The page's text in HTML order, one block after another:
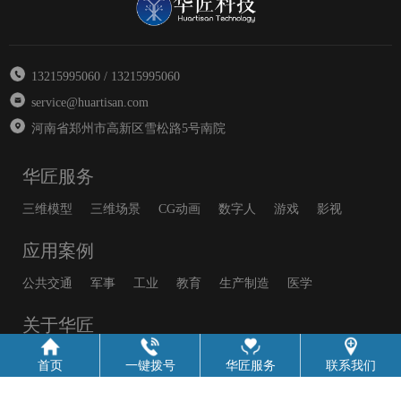
13215995060 / 13215995060
service@huartisan.com
河南省郑州市高新区雪松路5号南院
华匠服务
三维模型 三维场景 CG动画 数字人 游戏 影视
应用案例
公共交通 军事 工业 教育 生产制造 医学
关于华匠
公司介绍 发展历程 企业文化 业务范围
首页 一键拨号 华匠服务 联系我们